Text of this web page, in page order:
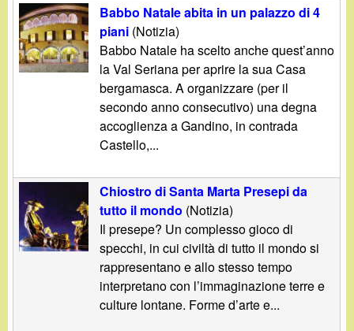
Babbo Natale abita in un palazzo di 4
piani (Notizia)
Babbo Natale ha scelto anche quest’anno
la Val Seriana per aprire la sua Casa
bergamasca. A organizzare (per il
secondo anno consecutivo) una degna
accoglienza a Gandino, in contrada
Castello,...
Chiostro di Santa Marta Presepi da
tutto il mondo (Notizia)
Il presepe? Un complesso gioco di
specchi, in cui civiltà di tutto il mondo si
rappresentano e allo stesso tempo
interpretano con l’immaginazione terre e
culture lontane. Forme d’arte e...